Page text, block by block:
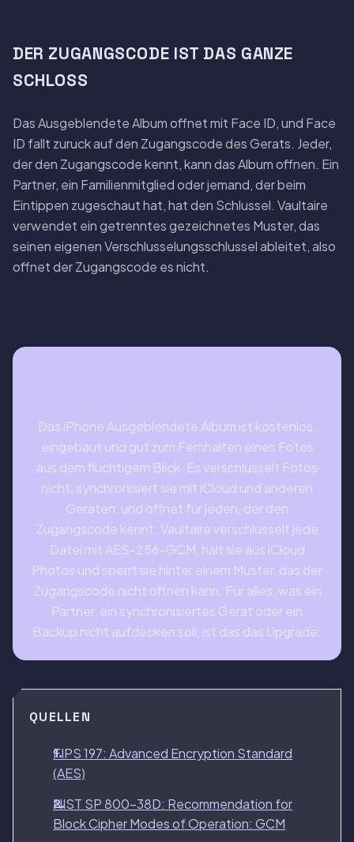
DER ZUGANGSCODE IST DAS GANZE
SCHLOSS
Das Ausgeblendete Album offnet mit Face ID, und Face
ID fallt zuruck auf den Zugangscode des Gerats. Jeder,
der den Zugangscode kennt, kann das Album offnen. Ein
Partner, ein Familienmitglied oder jemand, der beim
Eintippen zugeschaut hat, hat den Schlussel. Vaultaire
verwendet ein getrenntes gezeichnetes Muster, das
seinen eigenen Verschlusselungsschlussel ableitet, also
offnet der Zugangscode es nicht.
Das iPhone Ausgeblendete Album ist kostenlos,
eingebaut und gut zum Fernhalten eines Fotos
aus dem fluchtigem Blick. Es verschlusselt Fotos
nicht, synchronisiert sie mit iCloud und anderen
Geraten, und offnet fur jeden, der den
Zugangscode kennt. Vaultaire verschlusselt jede
Datei mit AES-256-GCM, halt sie aus iCloud
Photos und sperrt sie hinter einem Muster, das der
Zugangscode nicht offnen kann. Fur alles, was ein
Partner, ein synchronisiertes Gerat oder ein
Backup nicht aufdecken soll, ist das das Upgrade.
QUELLEN
FIPS 197: Advanced Encryption Standard
(AES)
NIST SP 800-38D: Recommendation for
Block Cipher Modes of Operation: GCM